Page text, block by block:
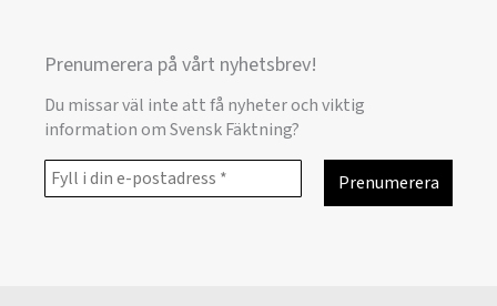
Prenumerera på vårt nyhetsbrev!
Du missar väl inte att få nyheter och viktig
information om Svensk Fäktning?